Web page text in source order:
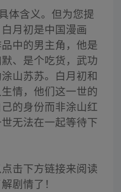
体含义。但为您提
月初是中国漫画
中的男主角，他是
、是个吃货，武功
山苏苏。白月初和
情，他们这一世的
的身份而非涂山红
无法在一起等待下
击下方链接来阅读
剧情了！